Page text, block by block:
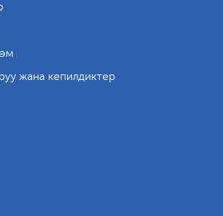
жана кепилдиктер